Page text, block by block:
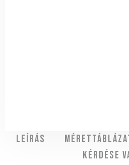
Leírás
Kérdése